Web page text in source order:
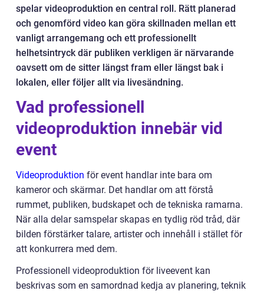
spelar videoproduktion en central roll. Rätt planerad
och genomförd video kan göra skillnaden mellan ett
vanligt arrangemang och ett professionellt
helhetsintryck där publiken verkligen är närvarande
oavsett om de sitter längst fram eller längst bak i
lokalen, eller följer allt via livesändning.
Vad professionell
videoproduktion innebär vid
event
Videoproduktion för event handlar inte bara om
kameror och skärmar. Det handlar om att förstå
rummet, publiken, budskapet och de tekniska ramarna.
När alla delar samspelar skapas en tydlig röd tråd, där
bilden förstärker talare, artister och innehåll i stället för
att konkurrera med dem.
Professionell videoproduktion för liveevent kan
beskrivas som en samordnad kedja av planering, teknik